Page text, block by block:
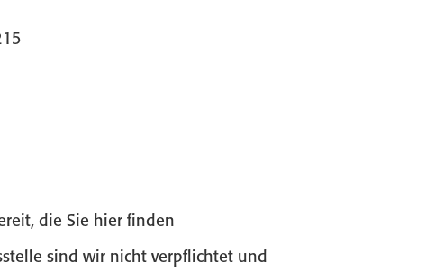
die Sie hier finden
sind wir nicht verpflichtet und